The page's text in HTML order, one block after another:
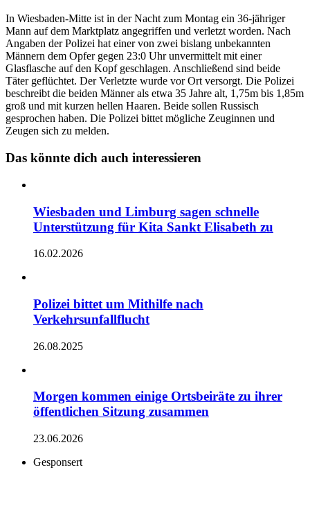
In Wiesbaden-Mitte ist in der Nacht zum Montag ein 36-jähriger
Mann auf dem Marktplatz angegriffen und verletzt worden. Nach
Angaben der Polizei hat einer von zwei bislang unbekannten
Männern dem Opfer gegen 23:0 Uhr unvermittelt mit einer
Glasflasche auf den Kopf geschlagen. Anschließend sind beide
Täter geflüchtet. Der Verletzte wurde vor Ort versorgt. Die Polizei
beschreibt die beiden Männer als etwa 35 Jahre alt, 1,75m bis 1,85m
groß und mit kurzen hellen Haaren. Beide sollen Russisch
gesprochen haben. Die Polizei bittet mögliche Zeuginnen und
Zeugen sich zu melden.
Das könnte dich auch interessieren
Wiesbaden und Limburg sagen schnelle
Unterstützung für Kita Sankt Elisabeth zu
16.02.2026
Polizei bittet um Mithilfe nach
Verkehrsunfallflucht
26.08.2025
Morgen kommen einige Ortsbeiräte zu ihrer
öffentlichen Sitzung zusammen
23.06.2026
Gesponsert